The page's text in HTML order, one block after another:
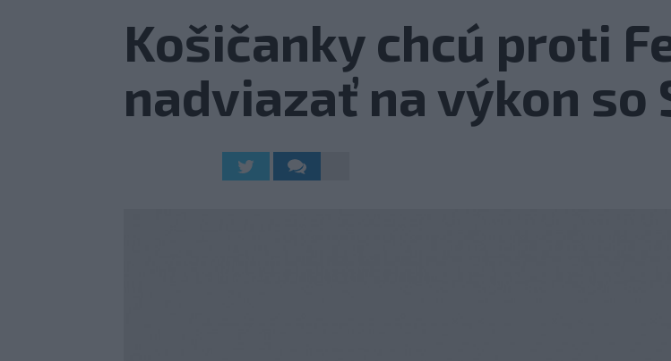
Košičanky chcú proti
nadviazať na výkon so